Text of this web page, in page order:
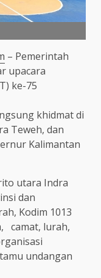
– Pemerintah
upacara
ke-75
khidmat di
Teweh, dan
Kalimantan
utara Indra
dan
Kodim 1013
camat, lurah,
undangan